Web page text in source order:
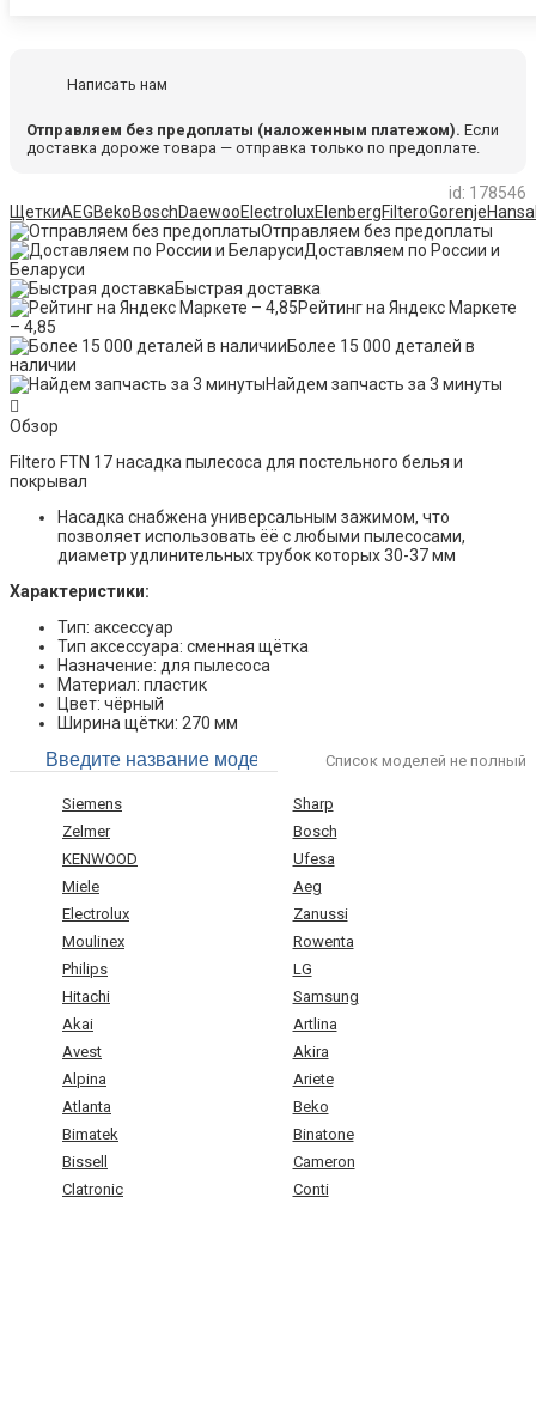
Написать нам
Отправляем без предоплаты (наложенным платежом). Если
доставка дороже товара — отправка только по предоплате.
id: 178546
ЩеткиAEGBekoBoschDaewooElectroluxElenbergFilteroGorenjeHansa
Отправляем без предоплаты
Доставляем по России и
Беларуси
Быстрая доставка
Рейтинг на Яндекс Маркете
– 4,85
Более 15 000 деталей в
наличии
Найдем запчасть за 3 минуты
Обзор
Filtero FTN 17 насадка пылесоса для постельного белья и
покрывал
Насадка снабжена универсальным зажимом, что
позволяет использовать ёё с любыми пылесосами,
диаметр удлинительных трубок которых 30-37 мм
Характеристики:
Тип: аксессуар
Тип аксессуара: сменная щётка
Назначение: для пылесоса
Материал: пластик
Цвет: чёрный
Ширина щётки: 270 мм
Список моделей не полный
Siemens
Sharp
Zelmer
Bosch
KENWOOD
Ufesa
Miele
Aeg
Electrolux
Zanussi
Moulinex
Rowenta
Philips
LG
Hitachi
Samsung
Akai
Artlina
Avest
Akira
Alpina
Ariete
Atlanta
Beko
Bimatek
Binatone
Bissell
Cameron
Clatronic
Conti